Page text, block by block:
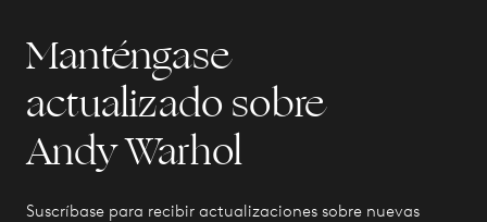
Manténgase
actualizado sobre
Andy Warhol
Suscríbase para recibir actualizaciones sobre nuevas